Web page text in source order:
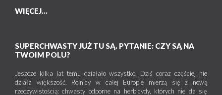
WIĘCEJ...
SUPERCHWASTY JUŻ TU SĄ. PYTANIE: CZY SĄ NA
TWOIM POLU?
Jeszcze kilka lat temu działało wszystko. Dziś coraz częściej nie
działa większość. Rolnicy w całej Europie mierzą się z nową
rzeczywistością: chwasty odporne na herbicydy, których nie da się